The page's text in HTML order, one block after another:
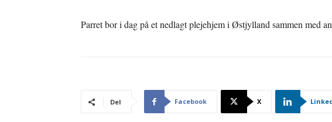
Parret bor i dag på et nedlagt plejehjem i Østjylland sammen med
Del Facebook X